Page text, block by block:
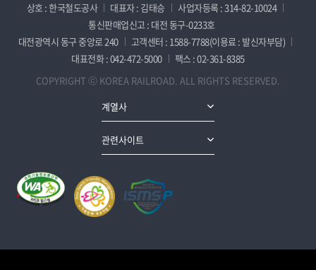
상호 : 한국철도공사 대표자 : 김태승
사업자등록 : 314-82-10024
통신판매업신고 : 대전 동구-0233호
대전광역시 동구 중앙로 240
고객센터 : 1588-7788(이용료 : 발신자부담)
대표전화 : 042-472-5000
팩스 : 02-361-8385
COPYRIGHT ⓒ KOREA RAILROAD. ALL RIGHTS RESERVED.
계열사
관련사이트